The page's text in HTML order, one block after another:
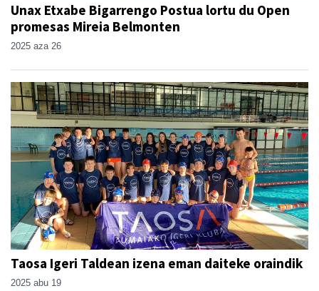
Unax Etxabe Bigarrengo Postua lortu du Open
promesas Mireia Belmonten
2025 aza 26
Taosa Igeri Taldean izena eman daiteke oraindik
2025 abu 19